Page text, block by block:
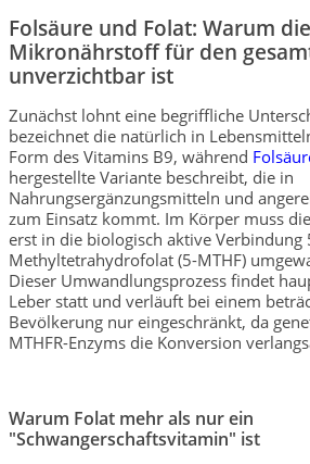
Folsäure und Folat: Warum
Mikronährstoff für den
unverzichtbar ist
Zunächst lohnt eine begriffliche
bezeichnet die natürlich in
Form des Vitamins B9, während
hergestellte Variante beschreibt, die in
Nahrungsergänzungsmitteln und
zum Einsatz kommt. Im Körper muss
erst in die biologisch aktive Verbindung
Methyltetrahydrofolat (5-MTHF)
Dieser Umwandlungsprozess findet
Leber statt und verläuft bei einem
Bevölkerung nur eingeschränkt, da
MTHFR-Enzyms die Konversion
Warum Folat mehr als nur ein
"Schwangerschaftsvitamin" ist